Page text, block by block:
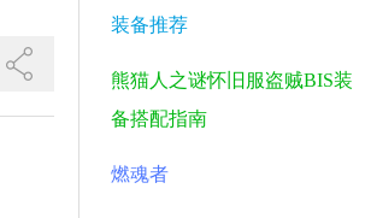
装备推荐
熊猫人之谜怀旧服盗贼BIS装
备搭配指南
燃魂者